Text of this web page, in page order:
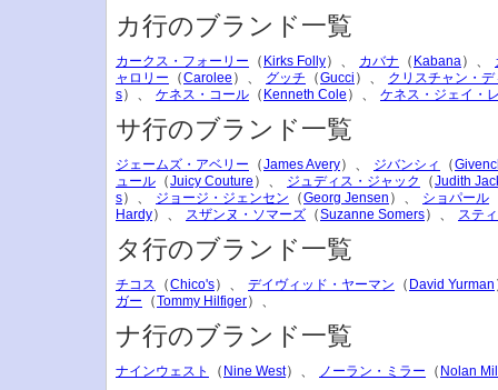
カ行のブランド一覧
カークス・フォーリー （ Kirks Folly）、 カバナ （ Kabana）、
ャロリー
（Carolee ）、 グッチ （Gucci ）、
クリスチャン・
s）、 ケネス・コール （ Kenneth Cole ）、 ケネス・ジェイ・
サ行のブランド一覧
ジェームズ・アベリー （James Avery）、 ジバンシィ （
ュール （Juicy Couture ）、 ジュディス・ジャック （Judith
s）、 ジョージ・ジェンセン （Georg Jensen ）、 ショパール
Hardy）、 スザンヌ・ソマーズ （Suzanne Somers）、 ステ
タ行のブランド一覧
チコス （Chico's）、 デイヴィッド・ヤーマン （ David Yurman
ガー （Tommy Hilfiger）、
ナ行のブランド一覧
ナインウェスト （ Nine West）、 ノーラン・ミラー （ Nolan